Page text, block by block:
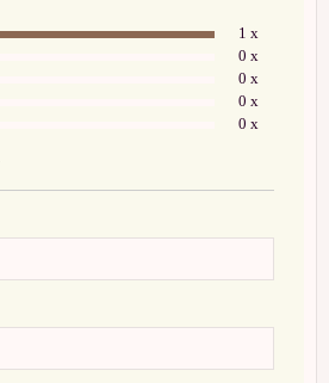
1 x
0 x
0 x
0 x
0 x